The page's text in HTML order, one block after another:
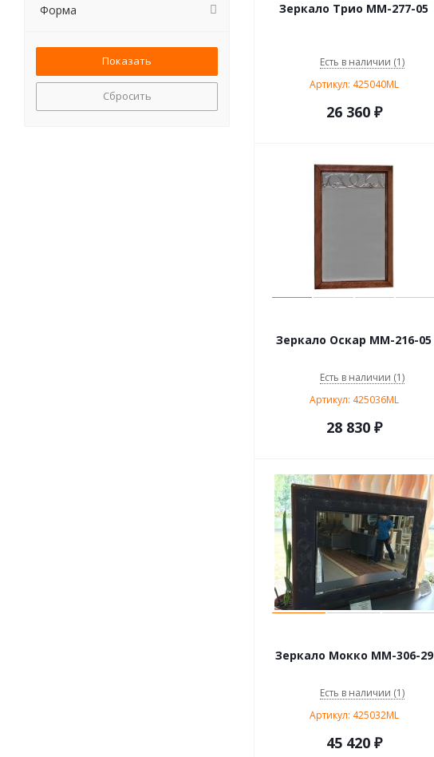
Зеркало Трио ММ-277-05
Есть в наличии (1)
Артикул: 425040ML
26 360₽
Зеркало Оскар ММ-216-05
Есть в наличии (1)
Артикул: 425036ML
28 830₽
Зеркало Мокко ММ-306-29
Есть в наличии (1)
Артикул: 425032ML
45 420₽
Форма
Сбросить